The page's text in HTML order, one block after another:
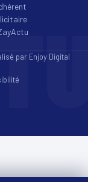
par Enjoy Digital